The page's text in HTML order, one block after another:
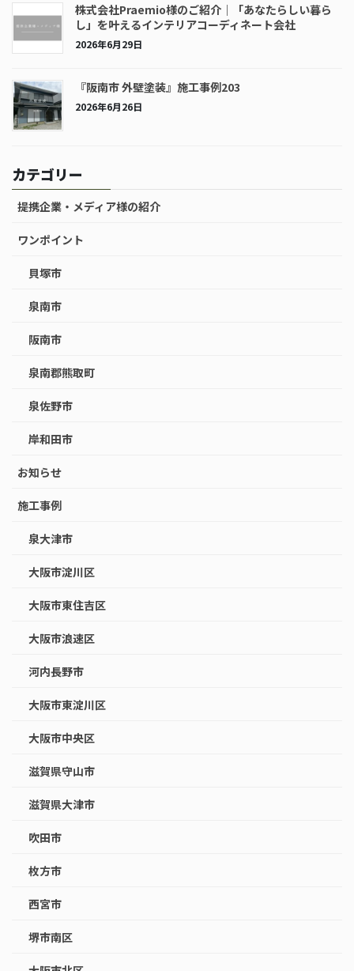
株式会社Praemio様のご紹介｜「あなたらしい暮ら
し」を叶えるインテリアコーディネート会社
2026年6月29日
『阪南市 外壁塗装』施工事例203
2026年6月26日
カテゴリー
提携企業・メディア様の紹介
ワンポイント
貝塚市
泉南市
阪南市
泉南郡熊取町
泉佐野市
岸和田市
お知らせ
施工事例
泉大津市
大阪市淀川区
大阪市東住吉区
大阪市浪速区
河内長野市
大阪市東淀川区
大阪市中央区
滋賀県守山市
滋賀県大津市
吹田市
枚方市
西宮市
堺市南区